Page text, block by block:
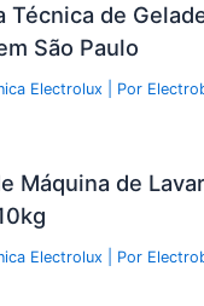
Técnica de
São Paulo
Electrolux | Por
Máquina de Lavar
Electrolux | Por